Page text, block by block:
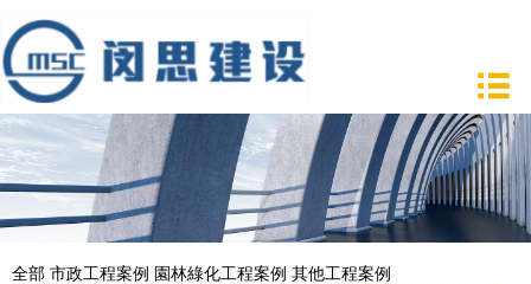
全部 市政工程案例 園林綠化工程案例 其他工程案例